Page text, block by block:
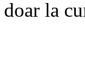
doar la